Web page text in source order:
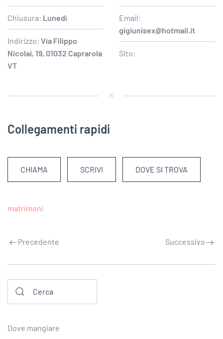
Chiusura: Lunedì
Indirizzo: Via Filippo
Nicolai, 19, 01032 Caprarola
VT
Email:
gigiunisex@hotmail.it
Sito:
Collegamenti rapidi
CHIAMA SCRIVI DOVE SI TROVA
matrimoni
Precedente Successivo
Dove mangiare